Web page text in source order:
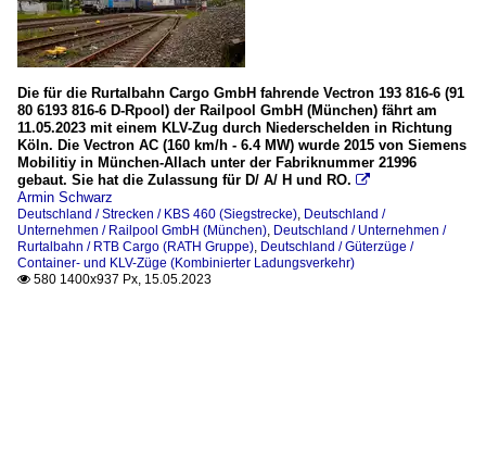
Die für die Rurtalbahn Cargo GmbH fahrende Vectron 193 816-6 (91
80 6193 816-6 D-Rpool) der Railpool GmbH (München) fährt am
11.05.2023 mit einem KLV-Zug durch Niederschelden in Richtung
Köln. Die Vectron AC (160 km/h - 6.4 MW) wurde 2015 von Siemens
Mobilitiy in München-Allach unter der Fabriknummer 21996
gebaut. Sie hat die Zulassung für D/ A/ H und RO. 
Armin Schwarz
Deutschland / Strecken / KBS 460 (Siegstrecke), Deutschland /
Unternehmen / Railpool GmbH (München), Deutschland / Unternehmen /
Rurtalbahn / RTB Cargo (RATH Gruppe), Deutschland / Güterzüge /
Container- und KLV-Züge (Kombinierter Ladungsverkehr)
 580 1400x937 Px, 15.05.2023